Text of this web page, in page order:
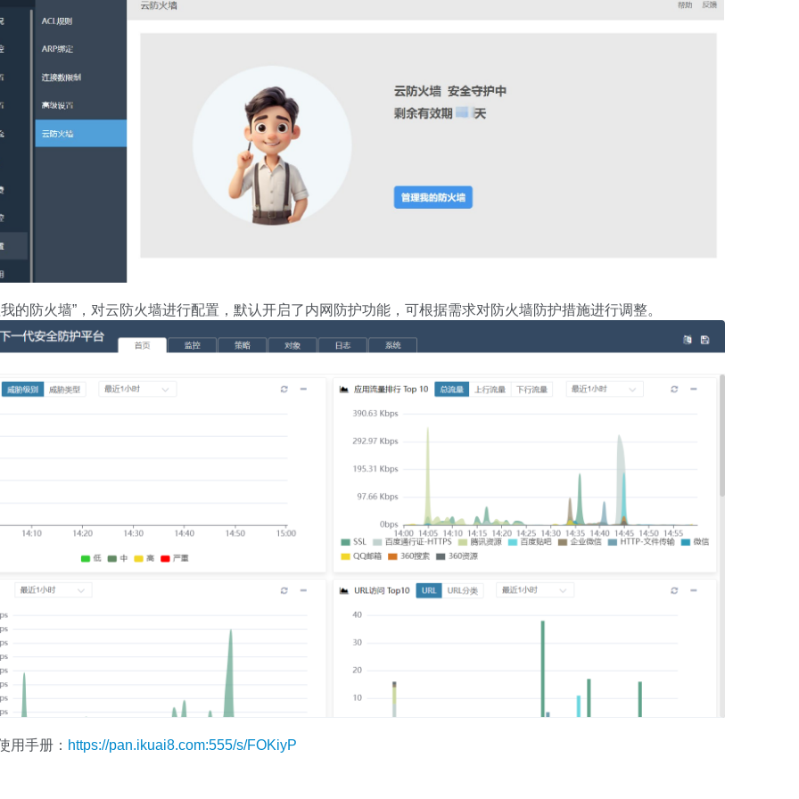
的防火墙”，对云防火墙进行配置，默认开启了内网防护功能，可根据需求对防火墙防护措施进行调整。
用手册： https://pan.ikuai8.com:555/s/FOKiyP